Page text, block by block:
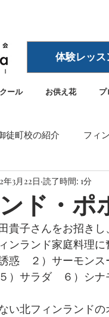
体験レッ
ール お供え花 プ
徒町校の紹介 フィ
空間ディスプレイ
ール リノカ 外
ド・ポ
年3月22日 読了時間: 1分
貴子さんをお招き
ンランド家庭料理に
惑　２）サーモン
）サラダ　６）シ
い北フィンランド